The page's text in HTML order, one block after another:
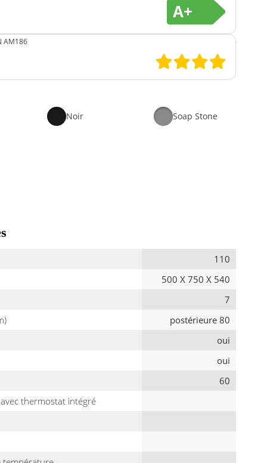
A+
AM186
Noir Soap Stone
110
500 X 750 X 540
7
postérieure 80
oui
oui
60
thermostat intégré